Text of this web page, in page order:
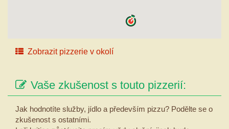
Zobrazit pizzerie v okolí
Vaše zkušenost s touto pizzerií:
Jak hodnotíte služby, jídlo a především pizzu? Podělte se o
zkušenost s ostatními.